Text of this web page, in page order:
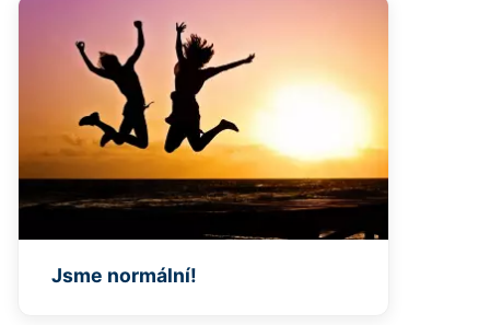
Jsme normální!